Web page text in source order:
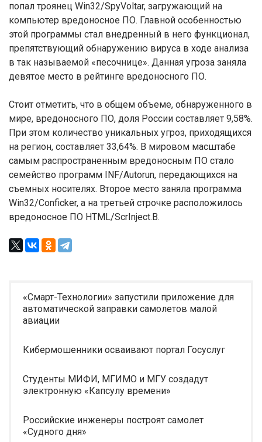
попал троянец Win32/SpyVoltar, загружающий на
компьютер вредоносное ПО. Главной особенностью
этой программы стал внедренный в него функционал,
препятствующий обнаружению вируса в ходе анализа
в так называемой «песочнице». Данная угроза заняла
девятое место в рейтинге вредоносного ПО.
Стоит отметить, что в общем объеме, обнаруженного в
мире, вредоносного ПО, доля России составляет 9,58%.
При этом количество уникальных угроз, приходящихся
на регион, составляет 33,64%. В мировом масштабе
самым распространенным вредоносным ПО стало
семейство программ INF/Autorun, передающихся на
съемных носителях. Второе место заняла программа
Win32/Conficker, а на третьей строчке расположилось
вредоносное ПО HTML/ScrInject.B.
«Смарт-Технологии» запустили приложение для
автоматической заправки самолетов малой
авиации
Кибермошенники осваивают портал Госуслуг
Студенты МИФИ, МГИМО и МГУ создадут
электронную «Капсулу времени»
Российские инженеры построят самолет
«Судного дня»